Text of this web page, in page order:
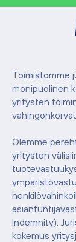
Toimistomme
monipuolinen
yritysten
Olemme
yritysten
Indemnity).
kokemus